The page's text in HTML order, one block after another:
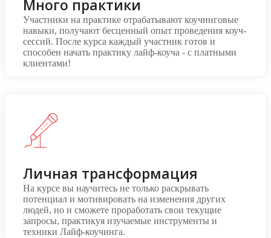
Много практики
Участники на практике отрабатывают коучинговые
навыки, получают бесценный опыт проведения коуч-
сессий. После курса каждый участник готов и
способен начать практику лайф-коуча - с платными
клиентами!
Личная трансформация
На курсе вы научитесь не только раскрывать
потенциал и мотивировать на изменения других
людей, но и сможете проработать свои текущие
запросы, практикуя изучаемые инструменты и
техники Лайф-коучинга.